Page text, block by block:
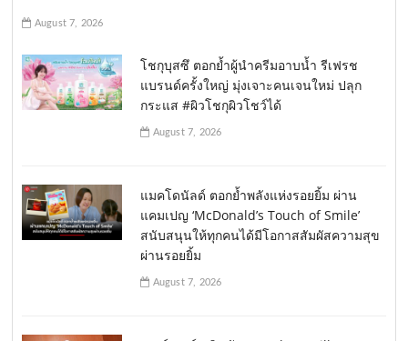
August 7, 2026
โชกุบุสซึ ตอกย้ำผู้นำครีมอาบน้ำ รีเฟรช
แบรนด์ครั้งใหญ่ มุ่งเจาะคนเจนใหม่ ปลุก
กระแส #ผิวโชกุผิวโชว์ได้
August 7, 2026
แมคโดนัลด์ ตอกย้ำพลังแห่งรอยยิ้ม ผ่าน
แคมเปญ ‘McDonald’s Touch of Smile’
สนับสนุนให้ทุกคนได้มีโอกาสสัมผัสความสุข
ผ่านรอยยิ้ม
August 7, 2026